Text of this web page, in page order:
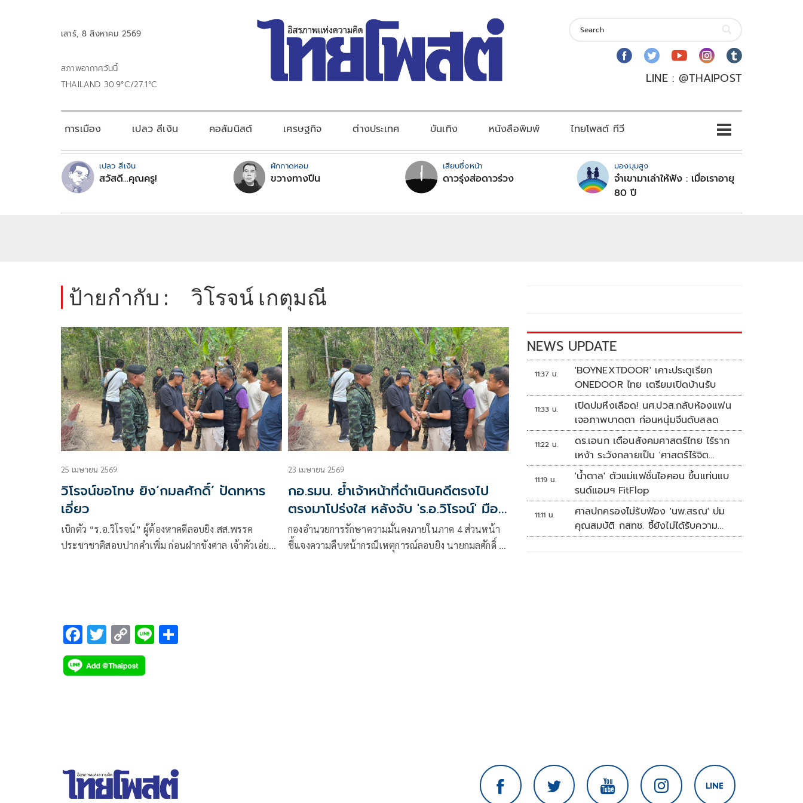
เสาร์, 8 สิงหาคม 2569
สภาพอากาศวันนี้
THAILAND 30.9°C/27.1°C
LINE : @THAIPOST
การเมือง เปลว สีเงิน คอลัมนิสต์ เศรษฐกิจ ต่างประเทศ บันเทิง หนังสือพิมพ์ ไทยโพสต์ ทีวี
เปลว สีเงิน
สวัสดี...คุณครู!
ผักกาดหอม
ขวางทางปืน
เสียบซึ่งหน้า
ดาวรุ่งส่อดาวร่วง
มองมุมสูง
จำเขามาเล่าให้ฟัง : เมื่อเราอายุ
80 ปี
ป้ายกำกับ : วิโรจน์ เกตุมณี
25 เมษายน 2569
วิโรจน์ขอโทษ ยิง‘กมลศักดิ์’ ปัดทหาร
เอี่ยว
เบิกตัว “ร.อ.วิโรจน์” ผู้ต้องหาคดีลอบยิง สส.พรรค
ประชาชาติสอบปากคำเพิ่ม ก่อนฝากขังศาล เจ้าตัวเอ่ย
23 เมษายน 2569
กอ.รมน. ย้ำเจ้าหน้าที่ดำเนินคดีตรงไป
ตรงมาโปร่งใส หลังจับ 'ร.อ.วิโรจน์' มือ
ยิง สส.กมลศักดิ์
กองอำนวยการรักษาความมั่นคงภายในภาค 4 ส่วนหน้า
ชี้แจงความคืบหน้ากรณีเหตุการณ์ลอบยิง นายกมลศักดิ์ ลี
F
ac
e
T
wi
tt
C
o
p
Li
NEWS UPDATE
11:37 น.
'BOYNEXTDOOR' เคาะประตูเรียก
ONEDOOR ไทย เตรียมเปิดบ้านรับ
11:33 น.
เปิดปมหึงเลือด! นศ.ปวส.กลับห้องแฟน
เจอภาพบาดตา ก่อนหนุ่มจีนดับสลด
11:22 น.
ดร.เอนก เตือนสังคมศาสตร์ไทย ไร้ราก
เหง้า ระวังกลายเป็น 'ศาสตร์ไร้จิต
วิญญาณ'
11:19 น.
'น้ำตาล' ตัวแม่แฟชั่นไอคอน ขึ้นแท่นแบ
รนด์แอมฯ FitFlop
11:11 น.
ศาลปกครองไม่รับฟ้อง 'นพ.สรณ' ปม
คุณสมบัติ กสทช. ชี้ยังไม่ได้รับความ
เดือดร้อนเสียหาย